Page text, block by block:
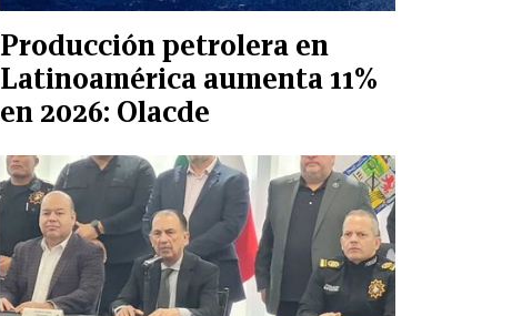
Producción petrolera en
Latinoamérica aumenta 11%
en 2026: Olacde